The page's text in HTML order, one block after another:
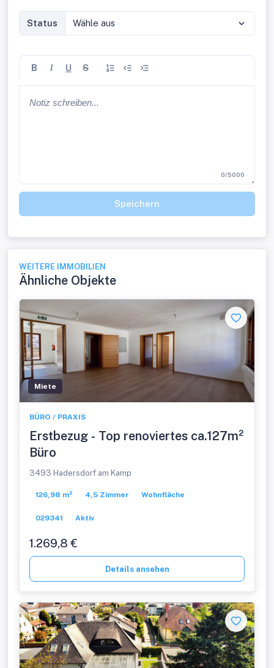
Status Wähle aus
B I U S
0/5000
Speichern
WEITERE IMMOBILIEN
Ähnliche Objekte
Miete
BÜRO / PRAXIS
Erstbezug - Top renoviertes ca.127m²
Büro
3493 Hadersdorf am Kamp
126,98 m² 4,5 Zimmer Wohnfläche
029341 Aktiv
1.269,8 €
Details ansehen